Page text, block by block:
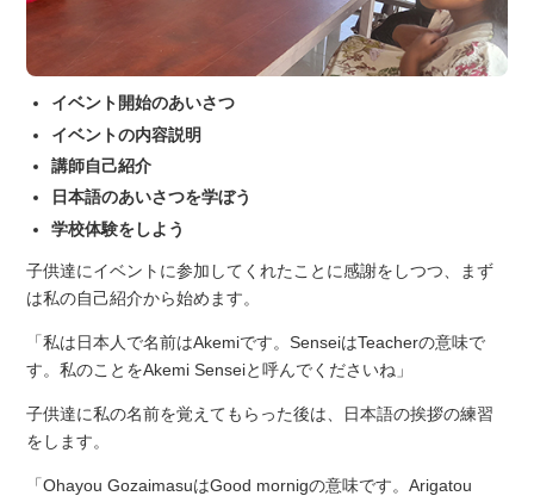
イベント開始のあいさつ
イベントの内容説明
講師自己紹介
日本語のあいさつを学ぼう
学校体験をしよう
子供達にイベントに参加してくれたことに感謝をしつつ、まず
は私の自己紹介から始めます。
「私は日本人で名前はAkemiです。SenseiはTeacherの意味で
す。私のことをAkemi Senseiと呼んでくださいね」
子供達に私の名前を覚えてもらった後は、日本語の挨拶の練習
をします。
「Ohayou GozaimasuはGood mornigの意味です。Arigatou